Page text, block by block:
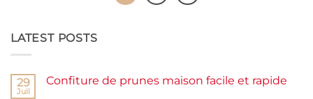
LATEST POSTS
29
Juil
Confiture de prunes maison facile et rapide